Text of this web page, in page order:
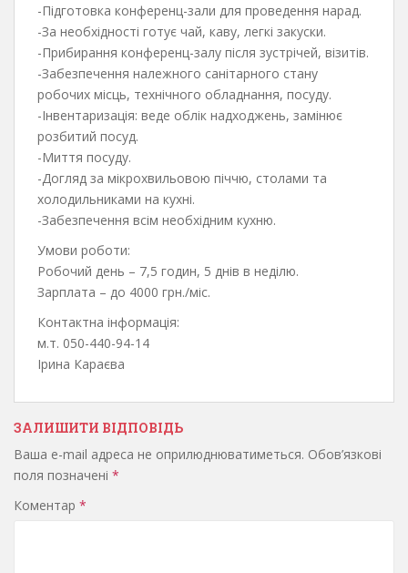
-Підготовка конференц-зали для проведення нарад.
-За необхідності готує чай, каву, легкі закуски.
-Прибирання конференц-залу після зустрічей, візитів.
-Забезпечення належного санітарного стану
робочих місць, технічного обладнання, посуду.
-Інвентаризація: веде облік надходжень, замінює
розбитий посуд.
-Миття посуду.
-Догляд за мікрохвильовою піччю, столами та
холодильниками на кухні.
-Забезпечення всім необхідним кухню.
Умови роботи:
Робочий день – 7,5 годин, 5 днів в неділю.
Зарплата – до 4000 грн./міс.
Контактна інформація:
м.т. 050-440-94-14
Ірина Караєва
ЗАЛИШИТИ ВІДПОВІДЬ
Ваша e-mail адреса не оприлюднюватиметься. Обов’язкові
поля позначені *
Коментар *